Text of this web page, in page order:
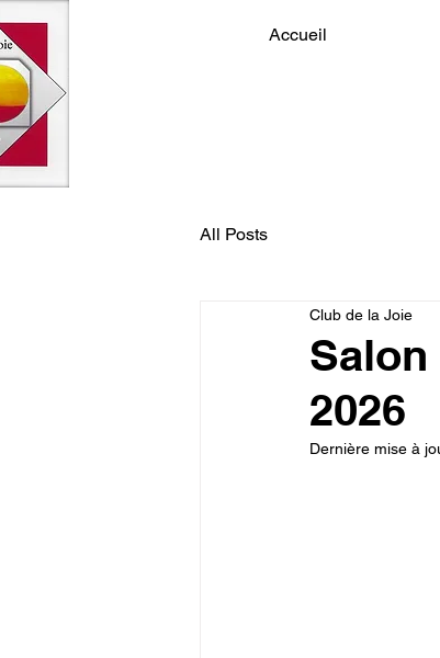
Accueil
All Posts
2026
Club de la Joie
Dernière mise à